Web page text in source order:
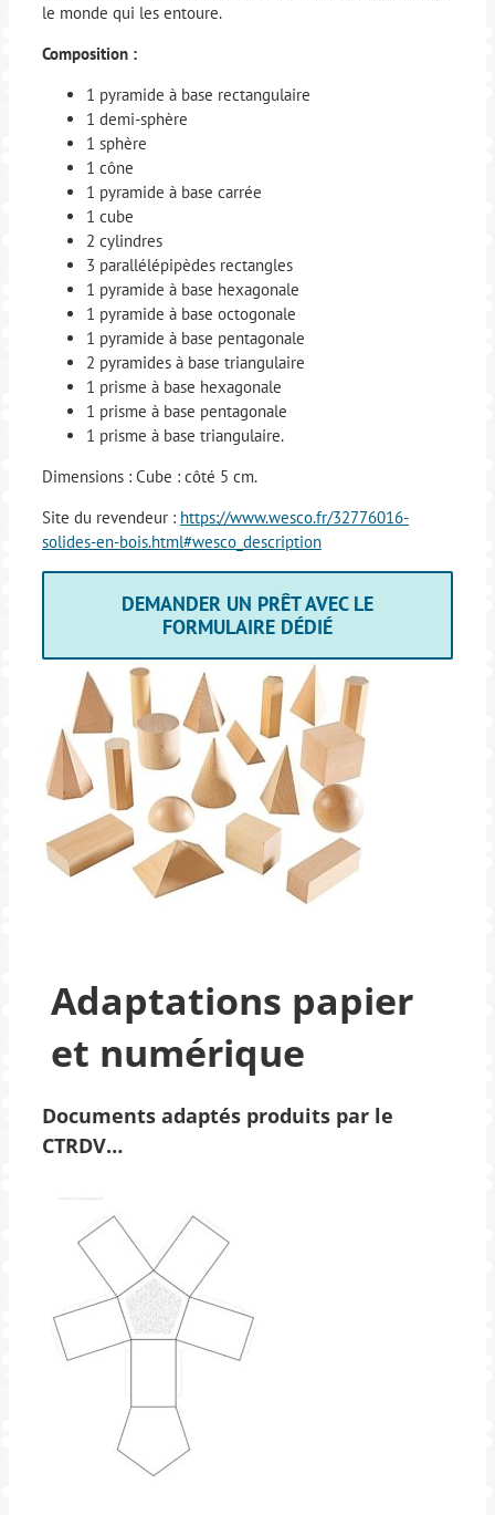
le monde qui les entoure.
Composition :
1 pyramide à base rectangulaire
1 demi-sphère
1 sphère
1 cône
1 pyramide à base carrée
1 cube
2 cylindres
3 parallélépipèdes rectangles
1 pyramide à base hexagonale
1 pyramide à base octogonale
1 pyramide à base pentagonale
2 pyramides à base triangulaire
1 prisme à base hexagonale
1 prisme à base pentagonale
1 prisme à base triangulaire.
Dimensions : Cube : côté 5 cm.
Site du revendeur : https://www.wesco.fr/32776016-
solides-en-bois.html#wesco_description
DEMANDER UN PRÊT AVEC LE
FORMULAIRE DÉDIÉ
Adaptations papier
et numérique
Documents adaptés produits par le
CTRDV…